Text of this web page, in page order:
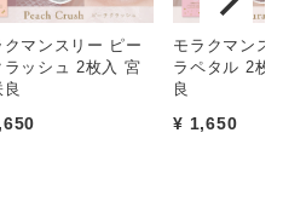
クマンスリー ピー
ラッシュ 2枚入 宮
良
モラクマンス
ラペタル 2枚
良
¥ 1,650